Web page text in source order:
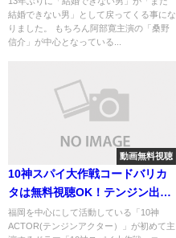
結婚できない男」として戻ってくる事にな
りました。 もちろん阿部寛主演の「桑野
信介」が中心となっている...
動画無料視聴
10神スパイ大作戦コードバリカ
タは無料視聴OK！テンジン出演
ドラマの感想
福岡を中心にして活動している「10神
ACTOR(テンジンアクター）」が初めて主